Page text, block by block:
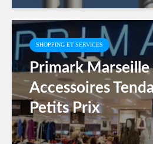
SHOPPING ET SERVICES
Primark
Accessoires
Petits Prix